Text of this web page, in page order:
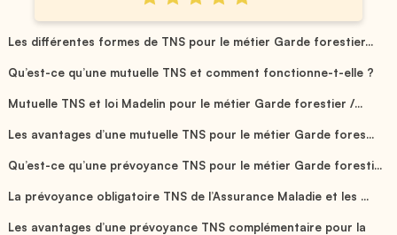
Les différentes formes de TNS pour le métier Garde forestier...
Qu’est-ce qu’une mutuelle TNS et comment fonctionne-t-elle ?
Mutuelle TNS et loi Madelin pour le métier Garde forestier /...
Les avantages d’une mutuelle TNS pour le métier Garde fores...
Qu’est-ce qu’une prévoyance TNS pour le métier Garde foresti...
La prévoyance obligatoire TNS de l’Assurance Maladie et les ...
Les avantages d’une prévoyance TNS complémentaire pour la